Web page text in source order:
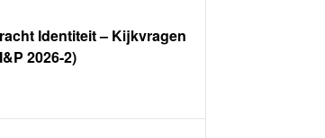
Identiteit – Kijkvragen
2026-2)